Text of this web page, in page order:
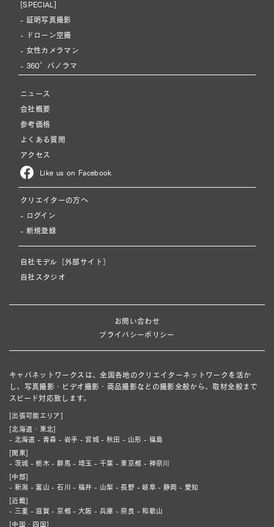
[SPECIAL]
- 証明写真撮影
- ドローン空撮
- 女性カメラマン
- 360°パノラマ
ニュース
会社概要
参考価格
よくある質問
アクセス
Like us on Facebook
クリエイターの方へ
- ログイン
- 新規登録
自社モデル［外部サイト］
自社スタジオ
お問い合わせ
プライバシーポリシー
キャパネットワークスは、全国各地のクリエイターネットワークを活か
し、写真撮影・ビデオ撮影・商品撮影などの撮影全般から、取材全般まで
スピード対応致します。
[出張可能エリア]
[北海道・東北]
- 北海道 - 青森 - 岩手 - 宮城 - 秋田 - 山形 - 福島
[関東]
- 茨城 - 栃木 - 群馬 - 埼玉 - 千葉 - 東京都 - 神奈川
[中部]
- 新潟 - 富山 - 石川 - 福井 - 山梨 - 長野 - 岐阜 - 静岡 - 愛知
[近畿]
- 三重 - 滋賀 - 京都 - 大阪 - 兵庫 - 奈良 - 和歌山
[中国・四国]